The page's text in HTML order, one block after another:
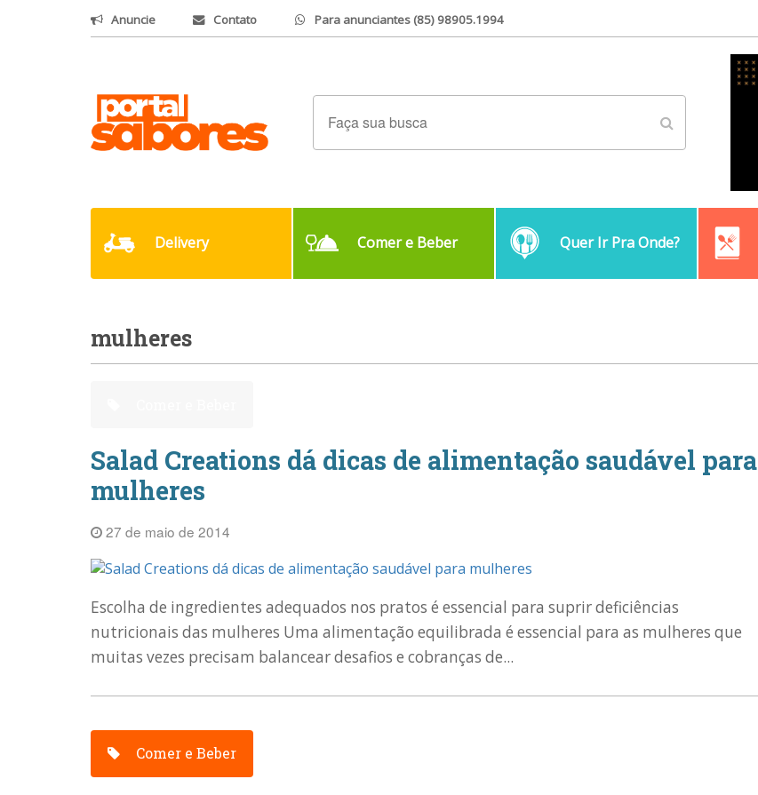
Anuncie Contato Para anunciantes (85) 98905.1994
Delivery Comer e Beber Quer Ir Pra Onde?
mulheres
Salad Creations dá dicas de alimentação saudável para
mulheres
27 de maio de 2014
Escolha de ingredientes adequados nos pratos é essencial para suprir deficiências
nutricionais das mulheres Uma alimentação equilibrada é essencial para as mulheres que
muitas vezes precisam balancear desafios e cobranças de...
Comer e Beber